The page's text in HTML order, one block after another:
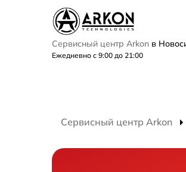
Сервисный центр Arkon в
Ежедневно с 9:00 до 21:00
Сервисный центр Arkon